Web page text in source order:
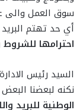
سوق العمل والى
أي حد تهتم
احترامها للشروط
السيد رئيس
نكنه لبعضنا
الوطنية للبريد